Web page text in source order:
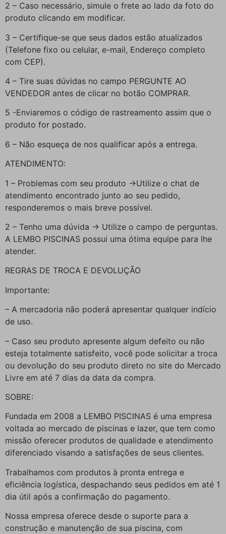
2 – Caso necessário, simule o frete ao lado da foto do
produto clicando em modificar.
3 – Certifique-se que seus dados estão atualizados
(Telefone fixo ou celular, e-mail, Endereço completo
com CEP).
4 – Tire suas dúvidas no campo PERGUNTE AO
VENDEDOR antes de clicar no botão COMPRAR.
5 -Enviaremos o código de rastreamento assim que o
produto for postado.
6 – Não esqueça de nos qualificar após a entrega.
ATENDIMENTO:
1 – Problemas com seu produto ->Utilize o chat de
atendimento encontrado junto ao seu pedido,
responderemos o mais breve possível.
2 – Tenho uma dúvida -> Utilize o campo de perguntas.
A LEMBO PISCINAS possui uma ótima equipe para lhe
atender.
REGRAS DE TROCA E DEVOLUÇÃO
Importante:
– A mercadoria não poderá apresentar qualquer indício
de uso.
– Caso seu produto apresente algum defeito ou não
esteja totalmente satisfeito, você pode solicitar a troca
ou devolução do seu produto direto no site do Mercado
Livre em até 7 dias da data da compra.
SOBRE:
Fundada em 2008 a LEMBO PISCINAS é uma empresa
voltada ao mercado de piscinas e lazer, que tem como
missão oferecer produtos de qualidade e atendimento
diferenciado visando a satisfações de seus clientes.
Trabalhamos com produtos à pronta entrega e
eficiência logística, despachando seus pedidos em até 1
dia útil após a confirmação do pagamento.
Nossa empresa oferece desde o suporte para a
construção e manutenção de sua piscina, com